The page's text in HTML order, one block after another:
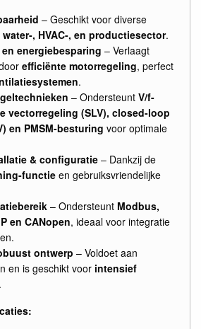
– Geschikt voor diverse
water-, HVAC-, en productiesector.
energiebesparing – Verlaagt
efficiënte motorregeling, perfect
.
– Ondersteunt V/f-
vectorregeling (SLV), closed-loop
en PMSM-besturing voor optimale
& configuratie– Dankzij de
functieen gebruiksvriendelijke
– Ondersteunt Modbus,
en CANopen, ideaal voor integratie
ontwerp – Voldoet aan
en is geschikt voor intensief
.